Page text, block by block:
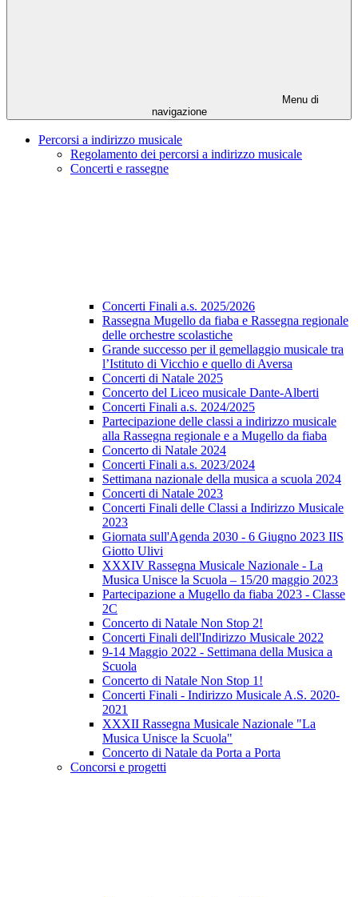
Menu di
navigazione
Percorsi a indirizzo musicale
Regolamento dei percorsi a indirizzo musicale
Concerti e rassegne
Concerti Finali a.s. 2025/2026
Rassegna Mugello da fiaba e Rassegna regionale
delle orchestre scolastiche
Grande successo per il gemellaggio musicale tra
l’Istituto di Vicchio e quello di Aversa
Concerti di Natale 2025
Concerto del Liceo musicale Dante-Alberti
Concerti Finali a.s. 2024/2025
Partecipazione delle classi a indirizzo musicale
alla Rassegna regionale e a Mugello da fiaba
Concerto di Natale 2024
Concerti Finali a.s. 2023/2024
Settimana nazionale della musica a scuola 2024
Concerti di Natale 2023
Concerti Finali delle Classi a Indirizzo Musicale
2023
Giornata sull'Agenda 2030 - 6 Giugno 2023 IIS
Giotto Ulivi
XXXIV Rassegna Musicale Nazionale - La
Musica Unisce la Scuola – 15/20 maggio 2023
Partecipazione a Mugello da fiaba 2023 - Classe
2C
Concerto di Natale Non Stop 2!
Concerti Finali dell'Indirizzo Musicale 2022
9-14 Maggio 2022 - Settimana della Musica a
Scuola
Concerto di Natale Non Stop 1!
Concerti Finali - Indirizzo Musicale A.S. 2020-
2021
XXXII Rassegna Musicale Nazionale "La
Musica Unisce la Scuola"
Concerto di Natale da Porta a Porta
Concorsi e progetti